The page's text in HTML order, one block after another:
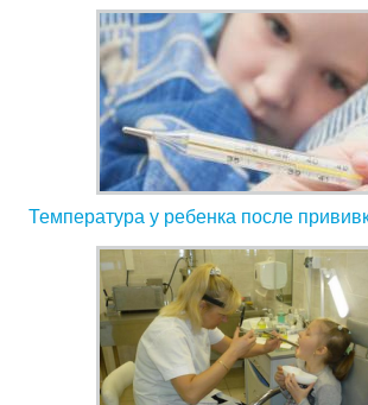
Температура у ребенка после